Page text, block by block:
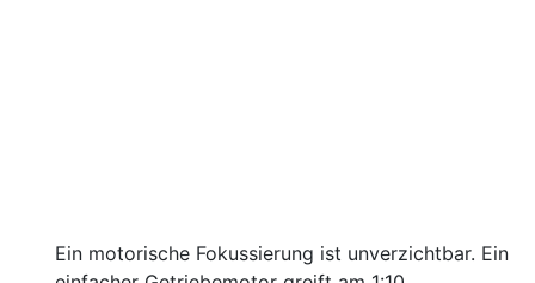
Ein motorische Fokussierung ist unverzichtbar. Ein